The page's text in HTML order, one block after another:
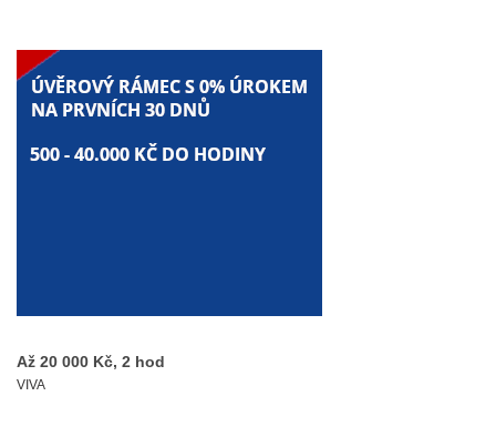
Až 20 000 Kč, 2 hod
VIVA